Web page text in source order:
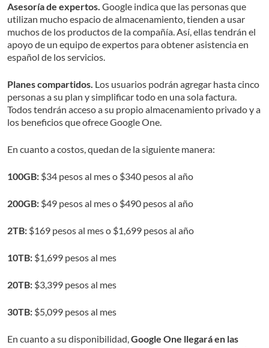
Asesoría de expertos. Google indica que las personas que
utilizan mucho espacio de almacenamiento, tienden a usar
muchos de los productos de la compañía. Así, ellas tendrán el
apoyo de un equipo de expertos para obtener asistencia en
español de los servicios.
Planes compartidos. Los usuarios podrán agregar hasta cinco
personas a su plan y simplificar todo en una sola factura.
Todos tendrán acceso a su propio almacenamiento privado y a
los beneficios que ofrece Google One.
En cuanto a costos, quedan de la siguiente manera:
100GB: $34 pesos al mes o $340 pesos al año
200GB: $49 pesos al mes o $490 pesos al año
2TB: $169 pesos al mes o $1,699 pesos al año
10TB: $1,699 pesos al mes
20TB: $3,399 pesos al mes
30TB: $5,099 pesos al mes
En cuanto a su disponibilidad,Google One llegará en las